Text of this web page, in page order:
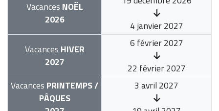
Vacances NOËL
2026
4 janvier 2027
Vacances HIVER
2027
6 février 2027
22 février 2027
Vacances PRINTEMPS /
PÂQUES
3 avril 2027